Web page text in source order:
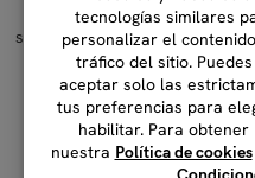
Siempre estarás actualizado
sobre las últimas promociones,
iniciativas especiales y
novedades del salón.
Este formulario ya no
puede aceptar tu